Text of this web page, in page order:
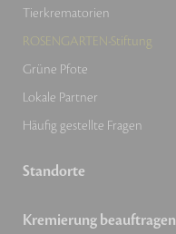
Tierkrematorien
ROSENGARTEN-Stiftung
Grüne Pfote
Lokale Partner
Häufig gestellte Fragen
Standorte
Kremierung beauftragen